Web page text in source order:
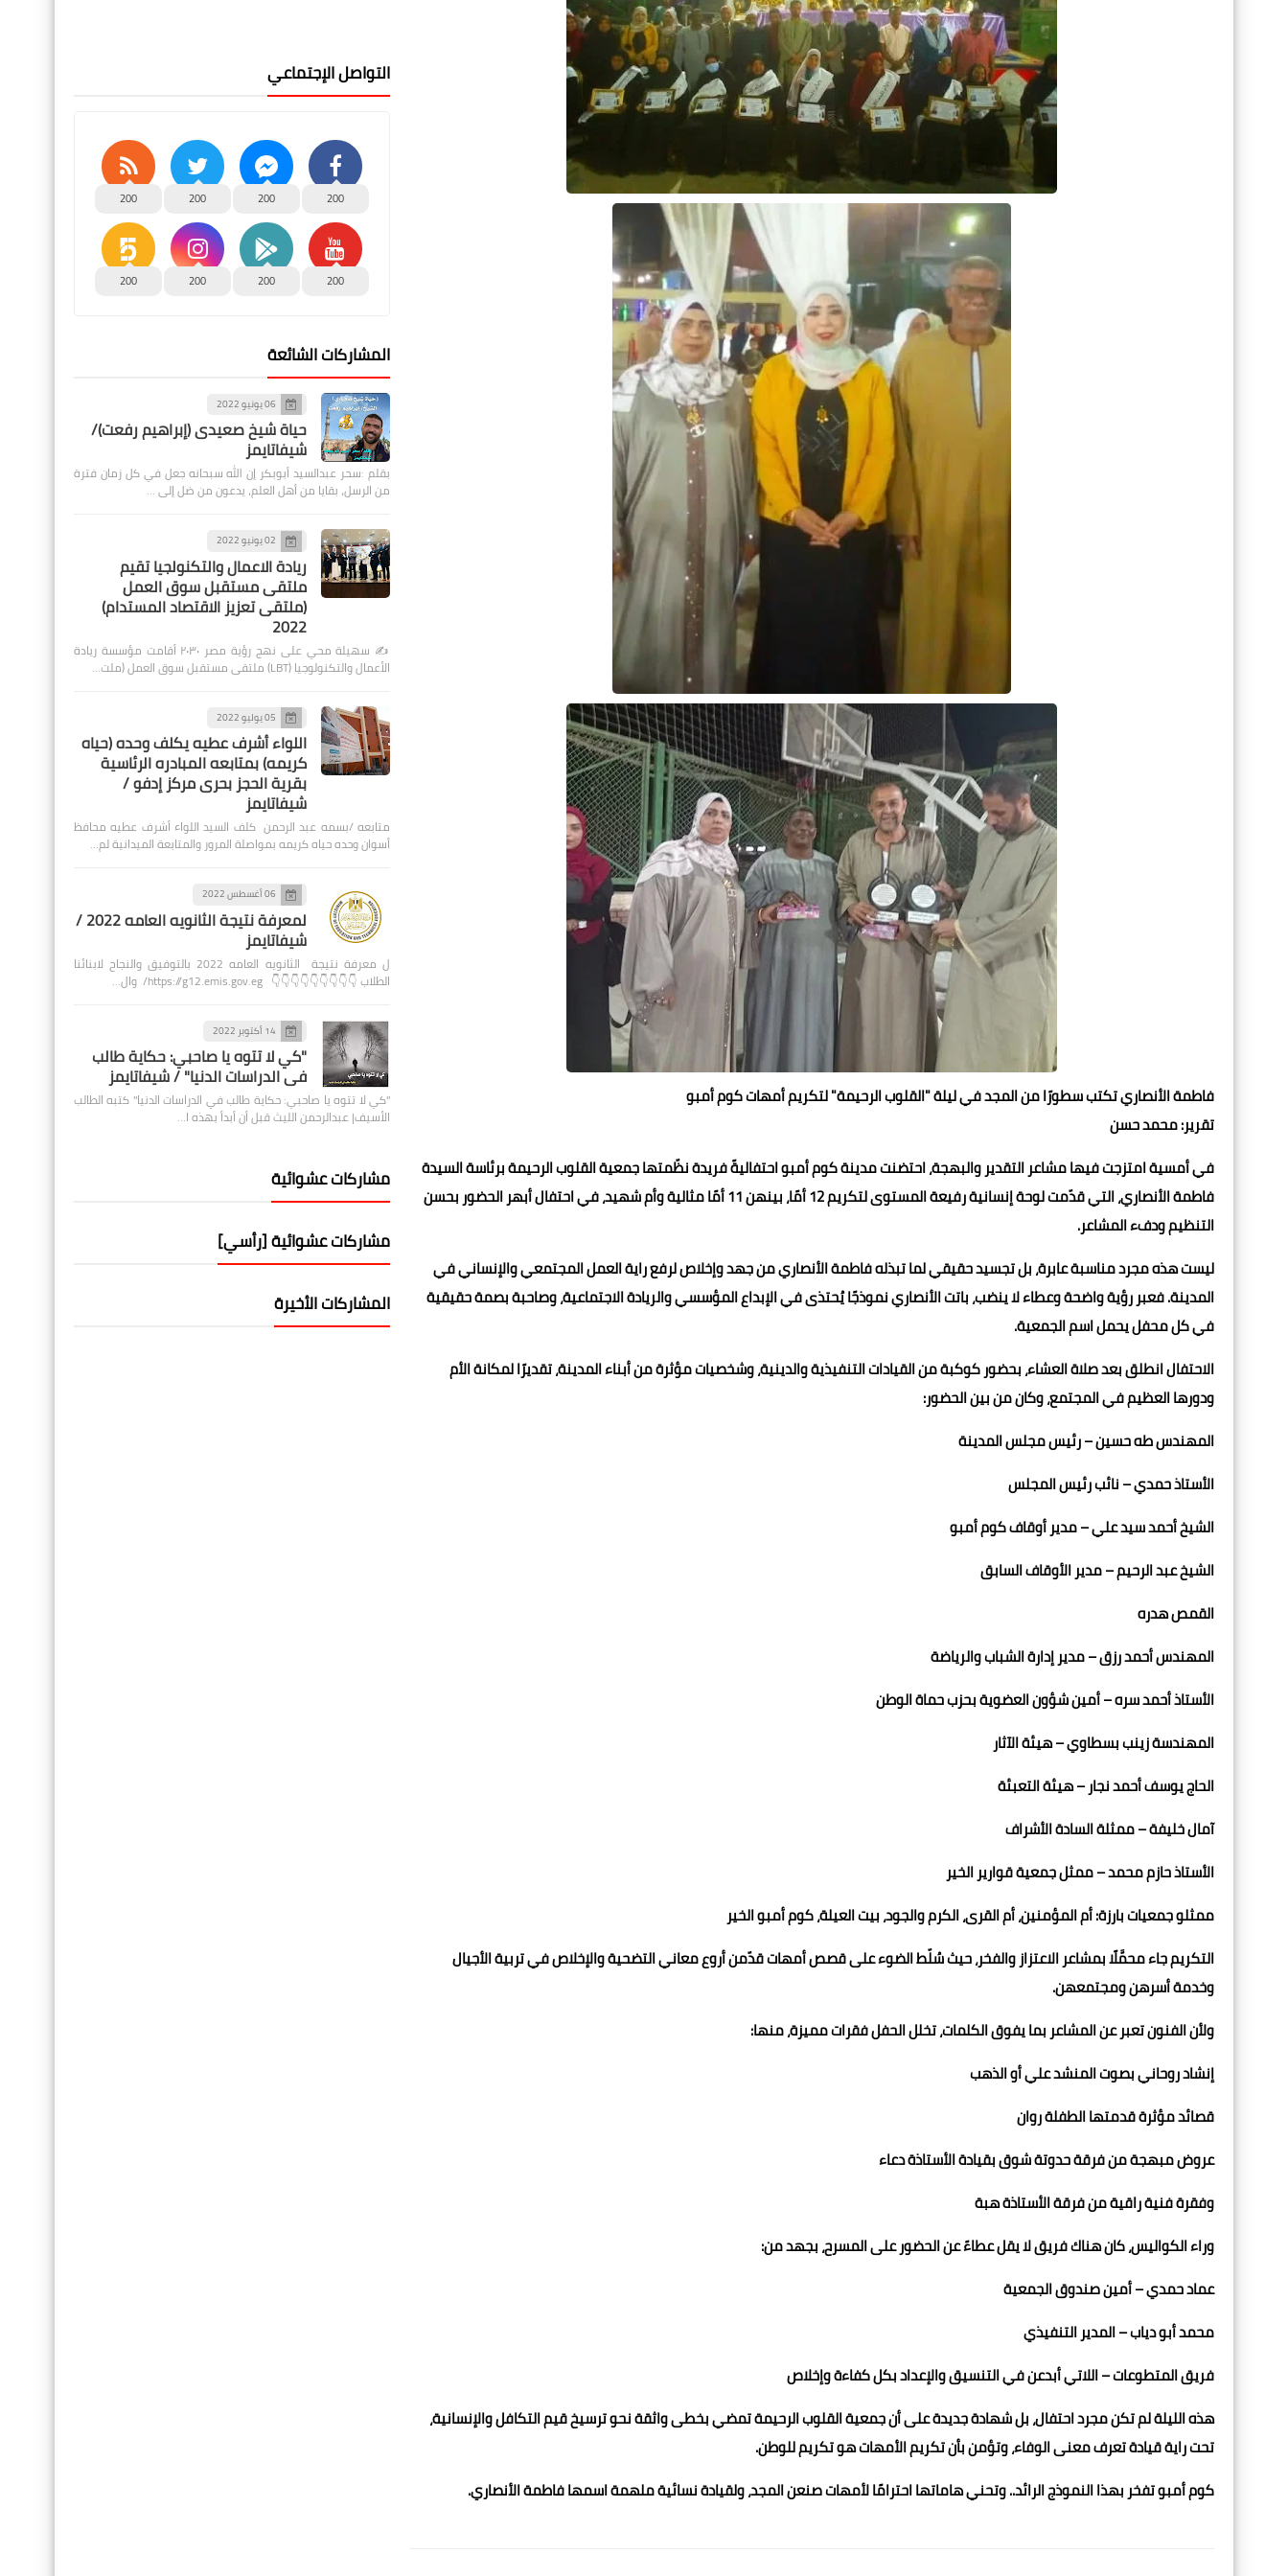
فاطمة الأنصاري تكتب سطورًا من المجد في ليلة "القلوب الرحيمة" لتكريم أمهات كوم أمبو
تقرير: محمد حسن
في أمسية امتزجت فيها مشاعر التقدير والبهجة، احتضنت مدينة كوم أمبو احتفاليةً فريدة نظّمتها جمعية القلوب الرحيمة برئاسة السيدة
فاطمة الأنصاري، التي قدّمت لوحة إنسانية رفيعة المستوى لتكريم 12 أمًا، بينهن 11 أمًا مثالية وأم شهيد، في احتفال أبهر الحضور بحسن
التنظيم ودفء المشاعر.
ليست هذه مجرد مناسبة عابرة، بل تجسيد حقيقي لما تبذله فاطمة الأنصاري من جهد وإخلاص لرفع راية العمل المجتمعي والإنساني في
المدينة. فعبر رؤية واضحة وعطاء لا ينضب، باتت الأنصاري نموذجًا يُحتذى في الإبداع المؤسسي والريادة الاجتماعية، وصاحبة بصمة حقيقية
في كل محفل يحمل اسم الجمعية.
الاحتفال انطلق بعد صلاة العشاء، بحضور كوكبة من القيادات التنفيذية والدينية، وشخصيات مؤثرة من أبناء المدينة، تقديرًا لمكانة الأم
ودورها العظيم في المجتمع، وكان من بين الحضور:
المهندس طه حسين – رئيس مجلس المدينة
الأستاذ حمدي – نائب رئيس المجلس
الشيخ أحمد سيد علي – مدير أوقاف كوم أمبو
الشيخ عبد الرحيم – مدير الأوقاف السابق
القمص هدره
المهندس أحمد رزق – مدير إدارة الشباب والرياضة
الأستاذ أحمد سره – أمين شؤون العضوية بحزب حماة الوطن
المهندسة زينب بسطاوي – هيئة الآثار
الحاج يوسف أحمد نجار – هيئة التعبئة
آمال خليفة – ممثلة السادة الأشراف
الأستاذ حازم محمد – ممثل جمعية قوارير الخير
ممثلو جمعيات بارزة: أم المؤمنين، أم القرى، الكرم والجود، بيت العيلة، كوم أمبو الخير
التكريم جاء محمَّلًا بمشاعر الاعتزاز والفخر، حيث سُلّط الضوء على قصص أمهات قدّمن أروع معاني التضحية والإخلاص في تربية الأجيال
وخدمة أسرهن ومجتمعهن.
ولأن الفنون تعبر عن المشاعر بما يفوق الكلمات، تخلل الحفل فقرات مميزة، منها:
إنشاد روحاني بصوت المنشد علي أو الذهب
قصائد مؤثرة قدمتها الطفلة روان
عروض مبهجة من فرقة حدوتة شوق بقيادة الأستاذة دعاء
وفقرة فنية راقية من فرقة الأستاذة هبة
وراء الكواليس، كان هناك فريق لا يقل عطاءً عن الحضور على المسرح، بجهد من:
عماد حمدي – أمين صندوق الجمعية
محمد أبو دياب – المدير التنفيذي
فريق المتطوعات – اللاتي أبدعن في التنسيق والإعداد بكل كفاءة وإخلاص
هذه الليلة لم تكن مجرد احتفال، بل شهادة جديدة على أن جمعية القلوب الرحيمة تمضي بخطى واثقة نحو ترسيخ قيم التكافل والإنسانية،
تحت راية قيادة تعرف معنى الوفاء، وتؤمن بأن تكريم الأمهات هو تكريم للوطن.
كوم أمبو تفخر بهذا النموذج الرائد.. وتحني هاماتها احترامًا لأمهات صنعن المجد، ولقيادة نسائية ملهمة اسمها فاطمة الأنصاري.
التواصل الإجتماعي
200
200
200
200
200
200
200
200
المشاركات الشائعة
06 يونيو 2022
حياة شيخ صعيدى (إبراهيم رفعت)/
شيفاتايمز
بقلم :سحر عبدالسيد أبوبكر إن الله سبحانه جعل في كل زمان فترة
من الرسل، بقايا من أهل العلم، يدعون من ضل إلى …
02 يونيو 2022
ريادة الاعمال والتكنولجيا تقيم
ملتقى مستقبل سوق العمل
(ملتقى تعزيز الاقتصاد المستدام)
2022
✍️ سهيلة محي على نهج رؤية مصر ٢٠٣٠ أقامت مؤسسة ريادة
الأعمال والتكنولوجيا (LBT) ملتقى مستقبل سوق العمل (ملت…
05 يوليو 2022
اللواء أشرف عطيه يكلف وحده (حياه
كريمه) بمتابعه المبادره الرئاسية
بقرية الحجز بحرى مركز إدفو /
شيفاتايمز
متابعه /بسمه عبد الرحمن كلف السيد اللواء أشرف عطيه محافظ
أسوان وحده حياه كريمه بمواصلة المرور والمتابعة الميدانية لم…
06 أغسطس 2022
لمعرفة نتيجة الثانويه العامه 2022 /
شيفاتايمز
ل معرفة نتيجة الثانويه العامه 2022 بالتوفيق والنجاح لابنائنا
الطلاب 👇👇👇👇👇👇👇👇👇 https://g12.emis.gov.eg/ وال…
14 أكتوبر 2022
"كي لا تتوه يا صاحبي: حكاية طالب
في الدراسات الدنيا" / شيفاتايمز
"كي لا تتوه يا صاحبي: حكاية طالب في الدراسات الدنيا" كتبه الطالب
الأسيف| عبدالرحمن الليث قبل أن أبدأ بهذه ا…
مشاركات عشوائية
مشاركات عشوائية [رأسي]
المشاركات الأخيرة